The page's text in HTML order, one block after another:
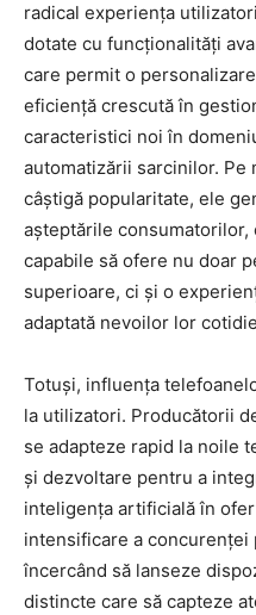
radical experiența
dotate cu funcționalități
care permit o
eficiență crescută în
caracteristici noi în
automatizării sarcinilor. Pe
câștigă popularitate, ele
așteptările consumatorilor,
capabile să ofere nu doar
superioare, ci și o
adaptată nevoilor lor
Totuși, influența
la utilizatori. Producătorii
se adapteze rapid la noile
și dezvoltare pentru a
inteligența artificială în
intensificare a concurenței
încercând să lanseze
distincte care să capteze